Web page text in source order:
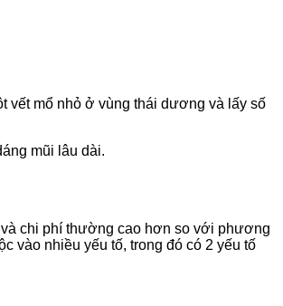
vết mổ nhỏ ở vùng thái dương và lấy số
mũi lâu dài.
và chi phí thường cao hơn so với phương
vào nhiều yếu tố, trong đó có 2 yếu tố